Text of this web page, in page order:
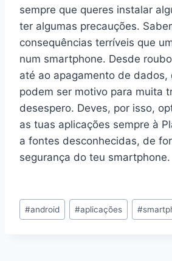
sempre que queres instalar
ter algumas precauções.
consequências terríveis que
num smartphone. Desde
até ao apagamento de dados,
podem ser motivo para muita
desespero. Deves, por isso,
as tuas aplicações sempre à
a fontes desconhecidas, de
segurança do teu smartphone.
Post
Tags:
#android #aplicações #